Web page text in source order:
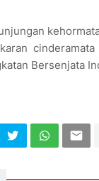
cinderamata
Bersenjata